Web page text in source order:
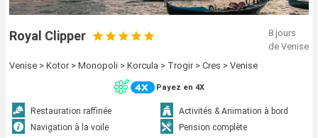
Royal Clipper
8 jours
de Venise
Venise > Kotor > Monopoli > Korcula > Trogir > Cres > Venise
Payez en 4X
Restauration raffinée
Activités & Animation à bord
Navigation à la voile
Pension complète